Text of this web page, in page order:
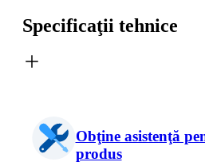
Specificaţii tehnice
Obţine asistenţă
produs